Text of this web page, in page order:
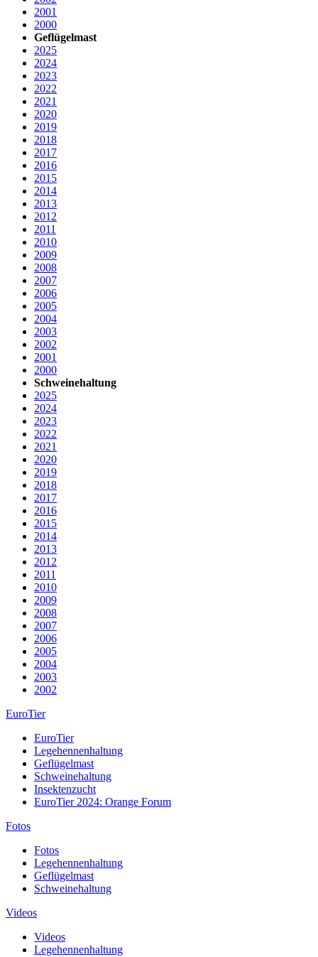
2001
2000
Geflügelmast
2025
2024
2023
2022
2021
2020
2019
2018
2017
2016
2015
2014
2013
2012
2011
2010
2009
2008
2007
2006
2005
2004
2003
2002
2001
2000
Schweinehaltung
2025
2024
2023
2022
2021
2020
2019
2018
2017
2016
2015
2014
2013
2012
2011
2010
2009
2008
2007
2006
2005
2004
2003
2002
EuroTier
EuroTier
Legehennenhaltung
Geflügelmast
Schweinehaltung
Insektenzucht
EuroTier 2024: Orange Forum
Fotos
Fotos
Legehennenhaltung
Geflügelmast
Schweinehaltung
Videos
Videos
Legehennenhaltung